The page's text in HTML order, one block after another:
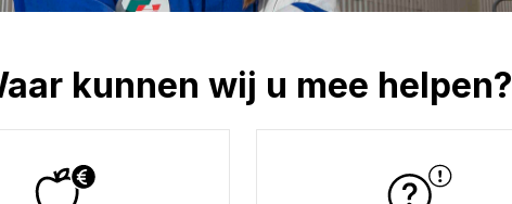
kunnen wij u mee helpen?